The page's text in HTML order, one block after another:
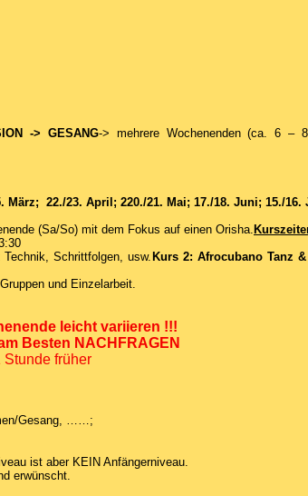
-> GESANG-> mehrere Wochenenden (ca. 6 –
März; 22./23. April; 220./21. Mai; 17./18. Juni; 15./16.
(Sa/So) mit dem Fokus auf einen Orisha.
Schrittfolgen, usw. Kurs 2: Afrocubano Tanz
und Einzelarbeit.
leicht variieren !!!
Besten NACHFRAGEN
früher
Gesang, ……;
ist aber KEIN Anfängerniveau.
erwünscht.